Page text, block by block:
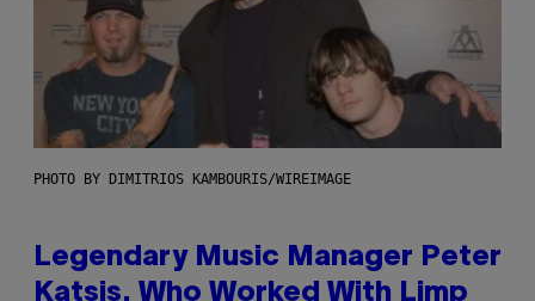
PHOTO BY DIMITRIOS KAMBOURIS/WIREIMAGE
Legendary Music Manager Peter
Katsis, Who Worked With Limp